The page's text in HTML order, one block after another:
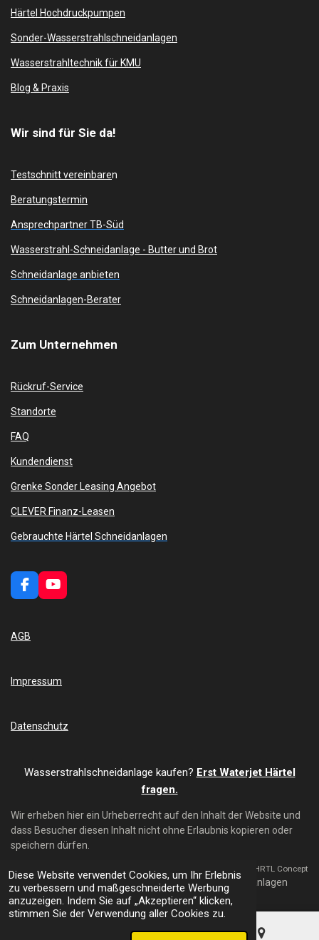
Diese Website verwendet Cookies, um Ihr Erlebnis
zu verbessern und maßgeschneiderte Werbung
anzuzeigen. Indem Sie auf „Akzeptieren“ klicken,
stimmen Sie der Verwendung aller Cookies zu.
Härtel Hochdruckpumpen
Sonder-Wasserstrahlschneidanlagen
Wasserstrahltechnik für KMU
Blog & Praxis
Wir sind für Sie da!
Testschnitt vereinbaren
Beratungstermin
Ansprechpartner TB-Süd
Wasserstrahl-Schneidanlage - Butter und Brot
Schneidanlage anbieten
Schneidanlagen-Berater
Zum Unternehmen
Rückruf-Service
Standorte
FAQ
Kundendienst
Grenke Sonder Leasing Angebot
CLEVER Finanz-Leasen
Gebrauchte Härtel Schneidanlagen
F
a
e
b
k
Y
o
AGB
Impressum
Datenschutz
Wasserstrahlschneidanlage kaufen? Erst Waterjet Härtel
fragen.
Wir erheben hier ein Urheberrecht auf den Inhalt der Website und
dass Besucher diesen Inhalt nicht ohne Erlaubnis kopieren oder
speichern dürfen.
Mit Unterstützung von HRTL Concept
© 2024 - 2026 Waterjet Härtel - Wasserstrahl-Schneidanlagen